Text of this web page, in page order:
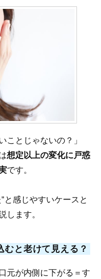
ことじゃないの？」
想定以上の変化に戸惑
です。
と感じやすいケースと
します。
と老けて見える？
元が内側に下がる＝す